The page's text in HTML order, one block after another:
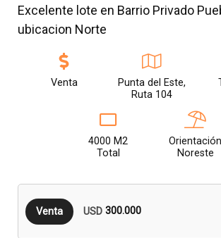
Excelente lote en Barrio Privado
ubicacion Norte
Venta
Punta del Este,
Ruta 104
4000 M2
Total
Orientación
Noreste
Venta USD 300.000